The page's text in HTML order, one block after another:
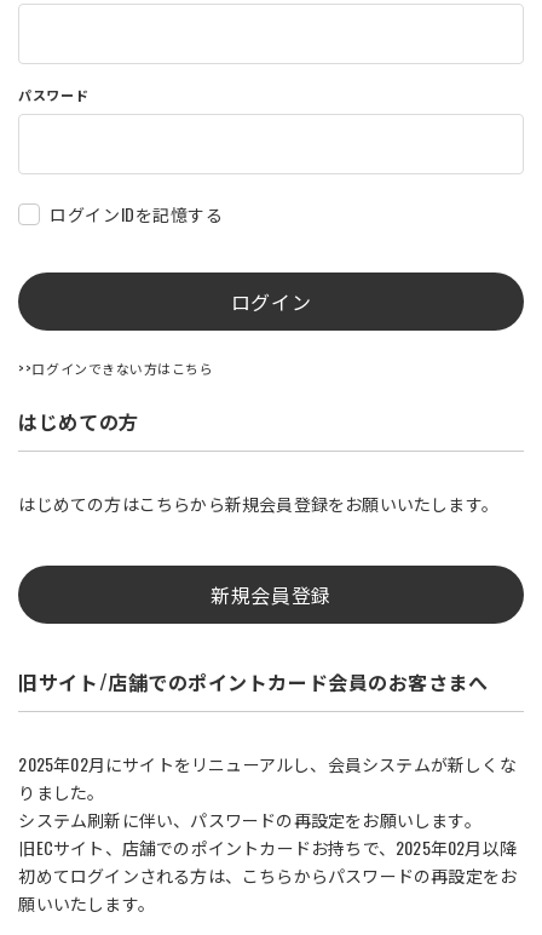
利用規約
商品レビュー利用規約
プライバシーポリシー
パスワード
ログインIDを記憶する
ログイン
>>ログインできない方はこちら
はじめての方
はじめての方はこちらから新規会員登録をお願いいたします。
新規会員登録
旧サイト/店舗でのポイントカード会員のお客さまへ
2025年02月にサイトをリニューアルし、会員システムが新しくな
りました。
システム刷新に伴い、パスワードの再設定をお願いします。
旧ECサイト、店舗でのポイントカードお持ちで、2025年02月以降
初めてログインされる方は、こちらからパスワードの再設定をお
願いいたします。